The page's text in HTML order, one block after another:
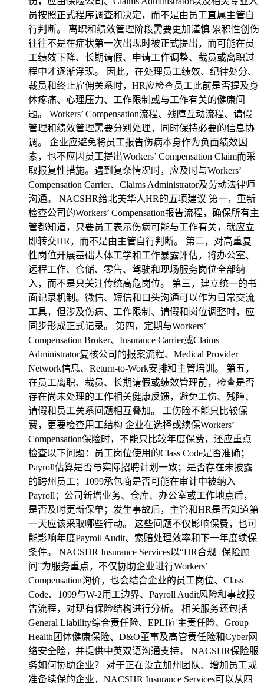
员按照正式程序调查和决定，而不是由员工直属主管自
行判断。 离职和绩效管理阶段需要更加谨慎 累积性创伤
往往不是在症状第一次出现时被正式提出，而可能在员
工绩效下降、长期请假、申请工作调整、裁员或离职过
程中才逐渐浮现。 因此，在处理员工绩效、纪律处分、
裁员和终止雇佣关系时，HR应检查员工此前是否提及身
体疼痛、心理压力、工作限制或与工作有关的健康问
题。 Workers’ Compensation流程、残障互动流程、请假
管理和绩效管理需要分别处理，同时保持必要的信息协
调。 企业应避免将员工报告伤病本身作为负面绩效因
素，也不应因员工提出Workers’ Compensation Claim而采
取报复性措施。遇到复杂情况时，应及时与Workers’
Compensation Carrier、Claims Administrator及劳动法律师
沟通。 NACSHR给北美华人HR的五项建议 第一，重新
检查公司的Workers’ Compensation报告流程，确保所有主
管都知道，只要员工表示伤病可能与工作有关，就应立
即转交HR，而不是由主管自行判断。 第二，对高重复
性岗位开展基础人体工学和工作暴露评估，将办公室、
远程工作、仓储、零售、驾驶和现场服务岗位全部纳
入，而不是只关注传统高危岗位。 第三，建立统一的书
面记录机制。微信、短信和口头沟通可以作为日常交流
工具，但涉及伤病、工作限制、请假和岗位调整时，应
同步形成正式记录。 第四，定期与Workers’
Compensation Broker、Insurance Carrier或Claims
Administrator复核公司的报案流程、Medical Provider
Network信息、Return-to-Work安排和主管培训。 第五，
在员工离职、裁员、长期请假或绩效管理前，检查是否
存在尚未处理的工作相关健康反馈，避免工伤、残障、
请假和员工关系问题相互叠加。 工伤险不能只比较保
费，更要检查用工结构 企业在选择或续保Workers’
Compensation保险时，不能只比较年度保费，还应重点
检查以下问题：员工岗位使用的Class Code是否准确；
Payroll估算是否与实际招聘计划一致；是否存在未披露
的跨州员工；1099承包商是否可能在审计中被纳入
Payroll；公司新增业务、仓库、办公室或工作地点后，
是否及时更新保单；发生事故后，主管和HR是否知道第
一天应该采取哪些行动。 这些问题不仅影响保费，也可
能影响年度Payroll Audit、索赔处理效率和下一年度续保
条件。 NACSHR Insurance Services以“HR合规+保险顾
问”为服务重点，不仅协助企业进行Workers’
Compensation询价，也会结合企业的员工岗位、Class
Code、1099与W-2用工边界、Payroll Audit风险和事故报
告流程，对现有保险结构进行分析。 相关服务还包括
General Liability综合责任险、EPLI雇主责任险、Group
Health团体健康保险、D&O董事及高管责任险和Cyber网
络安全险，并提供中英双语沟通支持。 NACSHR保险服
务如何协助企业？ 对于正在设立加州团队、增加员工或
准备续保的企业，NACSHR Insurance Services可以从四